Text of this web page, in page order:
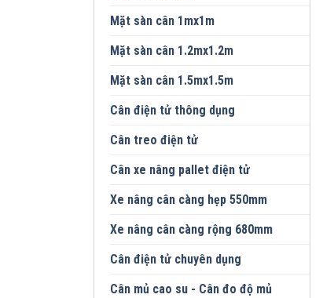
Mặt sàn cân 1mx1m
Mặt sàn cân 1.2mx1.2m
Mặt sàn cân 1.5mx1.5m
Cân điện tử thông dụng
Cân treo điện tử
Cân xe nâng pallet điện tử
Xe nâng cân càng hẹp 550mm
Xe nâng cân càng rộng 680mm
Cân điện tử chuyên dụng
Cân mủ cao su - Cân đo độ mủ